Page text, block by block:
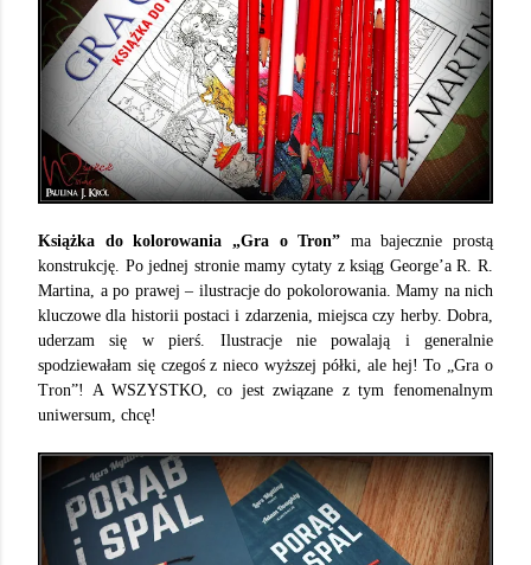
Książka do kolorowania „Gra o Tron” ma bajecznie prostą
konstrukcję. Po jednej stronie mamy cytaty z ksiąg George’a R. R.
Martina, a po prawej – ilustracje do pokolorowania. Mamy na nich
kluczowe dla historii postaci i zdarzenia, miejsca czy herby. Dobra,
uderzam się w pierś. Ilustracje nie powalają i generalnie
spodziewałam się czegoś z nieco wyższej półki, ale hej! To „Gra o
Tron”! A WSZYSTKO, co jest związane z tym fenomenalnym
uniwersum, chcę!